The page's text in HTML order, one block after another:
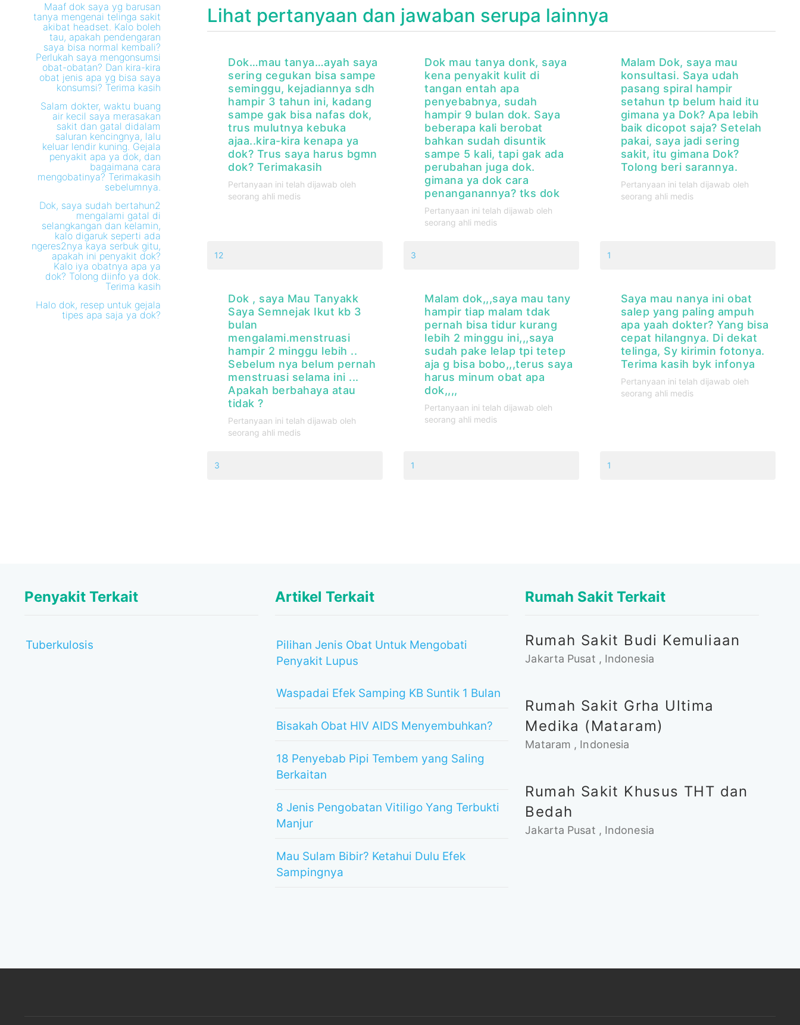
Maaf dok saya yg barusan
tanya mengenai telinga sakit
akibat headset. Kalo boleh
tau, apakah pendengaran
saya bisa normal kembali?
Perlukah saya mengonsumsi
obat-obatan? Dan kira-kira
obat jenis apa yg bisa saya
konsumsi? Terima kasih
Salam dokter, waktu buang
air kecil saya merasakan
sakit dan gatal didalam
saluran kencingnya, lalu
keluar lendir kuning. Gejala
penyakit apa ya dok, dan
bagaimana cara
mengobatinya? Terimakasih
sebelumnya.
Dok, saya sudah bertahun2
mengalami gatal di
selangkangan dan kelamin,
kalo digaruk seperti ada
ngeres2nya kaya serbuk gitu,
apakah ini penyakit dok?
Kalo iya obatnya apa ya
dok? Tolong diinfo ya dok.
Terima kasih
Halo dok, resep untuk gejala
tipes apa saja ya dok?
Lihat pertanyaan dan jawaban serupa lainnya
Dok…mau tanya…ayah saya
sering cegukan bisa sampe
seminggu, kejadiannya sdh
hampir 3 tahun ini, kadang
sampe gak bisa nafas dok,
trus mulutnya kebuka
ajaa..kira-kira kenapa ya
dok? Trus saya harus bgmn
dok? Terimakasih
Pertanyaan ini telah dijawab oleh
seorang ahli medis
12
Dok mau tanya donk, saya
kena penyakit kulit di
tangan entah apa
penyebabnya, sudah
hampir 9 bulan dok. Saya
beberapa kali berobat
bahkan sudah disuntik
sampe 5 kali, tapi gak ada
perubahan juga dok.
gimana ya dok cara
penanganannya? tks dok
Pertanyaan ini telah dijawab oleh
seorang ahli medis
3
Malam Dok, saya mau
konsultasi. Saya udah
pasang spiral hampir
setahun tp belum haid itu
gimana ya Dok? Apa lebih
baik dicopot saja? Setelah
pakai, saya jadi sering
sakit, itu gimana Dok?
Tolong beri sarannya.
Pertanyaan ini telah dijawab oleh
seorang ahli medis
1
Dok , saya Mau Tanyakk
Saya Semnejak Ikut kb 3
bulan
mengalami.menstruasi
hampir 2 minggu lebih ..
Sebelum nya belum pernah
menstruasi selama ini ...
Apakah berbahaya atau
tidak ?
Pertanyaan ini telah dijawab oleh
seorang ahli medis
3
Malam dok,,,saya mau tany
hampir tiap malam tdak
pernah bisa tidur kurang
lebih 2 minggu ini,,,saya
sudah pake lelap tpi tetep
aja g bisa bobo,,,terus saya
harus minum obat apa
dok,,,,
Pertanyaan ini telah dijawab oleh
seorang ahli medis
1
Saya mau nanya ini obat
salep yang paling ampuh
apa yaah dokter? Yang bisa
cepat hilangnya. Di dekat
telinga, Sy kirimin fotonya.
Terima kasih byk infonya
Pertanyaan ini telah dijawab oleh
seorang ahli medis
1
Penyakit Terkait
Tuberkulosis
Artikel Terkait
Pilihan Jenis Obat Untuk Mengobati
Penyakit Lupus
Waspadai Efek Samping KB Suntik 1 Bulan
Bisakah Obat HIV AIDS Menyembuhkan?
18 Penyebab Pipi Tembem yang Saling
Berkaitan
8 Jenis Pengobatan Vitiligo Yang Terbukti
Manjur
Mau Sulam Bibir? Ketahui Dulu Efek
Sampingnya
Rumah Sakit Terkait
Rumah Sakit Budi Kemuliaan
Jakarta Pusat , Indonesia
Rumah Sakit Grha Ultima
Medika (Mataram)
Mataram , Indonesia
Rumah Sakit Khusus THT dan
Bedah
Jakarta Pusat , Indonesia